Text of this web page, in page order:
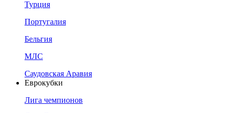
Турция
Португалия
Бельгия
МЛС
Саудовская Аравия
Еврокубки
Лига чемпионов